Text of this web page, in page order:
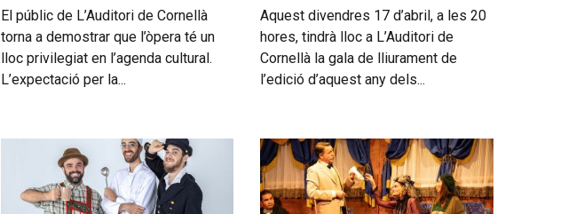
El públic de L’Auditori de Cornellà
torna a demostrar que l’òpera té un
lloc privilegiat en l’agenda cultural.
L’expectació per la...
Aquest divendres 17 d’abril, a les 20
hores, tindrà lloc a L’Auditori de
Cornellà la gala de lliurament de
l’edició d’aquest any dels...